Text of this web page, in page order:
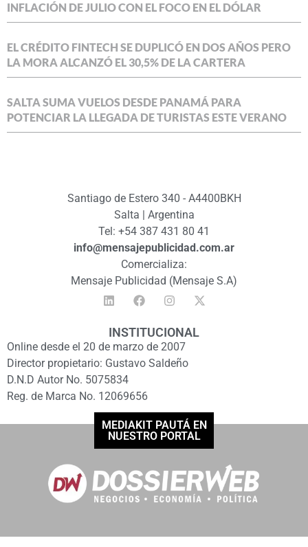
INFLACIÓN DE JULIO CON EL FOCO EN EL DÓLAR
EL CRÉDITO FINTECH SE DUPLICÓ EN DOS AÑOS PERO
LA MORA ALCANZÓ EL 30,5% DE LA CARTERA
SALTA SUMA VUELOS DESDE PANAMÁ PARA
POTENCIAR LA LLEGADA DE TURISTAS ESTE VERANO
Santiago de Estero 340 - A4400BKH
Salta | Argentina
Tel: +54 387 431 80 41
info@mensajepublicidad.com.ar
Comercializa:
Mensaje Publicidad (Mensaje S.A)
INSTITUCIONAL
Online desde el 20 de marzo de 2007
Director propietario: Gustavo Saldeño
D.N.D Autor No. 5075834
Reg. de Marca No. 12069656
MEDIAKIT PAUTÁ EN
NUESTRO PORTAL